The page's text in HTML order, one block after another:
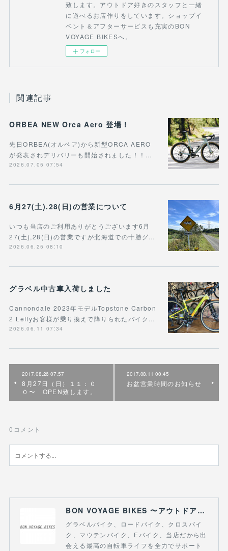
致します。アウトドア好きのスタッフと一緒
に遊べるお店作りをしています。ショップイ
ベント＆アフターサービスも充実のBON
VOYAGE BIKESへ。
フォロー
関連記事
ORBEA NEW Orca Aero 登場！
先日ORBEA(オルベア)から新型ORCA AERO
が発表されデリバリーも開始されました！！…
2026.07.05 07:54
6月27(土).28(日)の営業について
いつも当店のご利用ありがとうございます6月
27(土),28(日)の営業ですが北海道での十勝グ…
2026.06.25 08:10
グラベル中古車入荷しました
Cannondale 2023年モデルTopstone Carbon
2 Leftyお客様が乗り換えで降りられたバイク…
2026.06.11 07:34
2017.08.26 07:57
8月27日（日）１１：０
０〜 OPEN致します。
2017.08.11 00:45
お盆営業時間のお知らせ
0 コメント
BON VOYAGE BIKES 〜アウトドアライフにつながる自転車専門店〜
グラベルバイク、ロードバイク、クロスバイ
ク、マウテンバイク、Eバイク、当店だから出
会える最高の自転車ライフを全力でサポート